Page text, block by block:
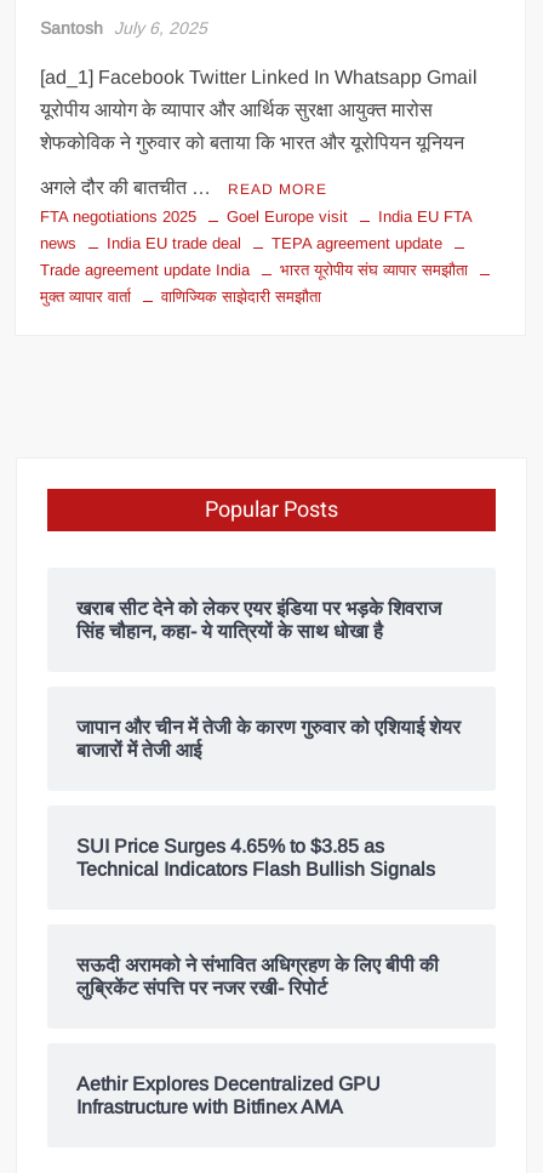
Santosh July 6, 2025
[ad_1] Facebook Twitter Linked In Whatsapp Gmail
यूरोपीय आयोग के व्यापार और आर्थिक सुरक्षा आयुक्त मारोस
शेफकोविक ने गुरुवार को बताया कि भारत और यूरोपियन यूनियन
अगले दौर की बातचीत … READ MORE
FTA negotiations 2025 Goel Europe visit
India EU FTA
news
India EU trade deal
TEPA agreement update
Trade agreement update India
भारत यूरोपीय संघ व्यापार समझौता
मुक्त व्यापार वार्ता
वाणिज्यिक साझेदारी समझौता
Popular Posts
खराब सीट देने को लेकर एयर इंडिया पर भड़के शिवराज
सिंह चौहान, कहा- ये यात्रियों के साथ धोखा है
जापान और चीन में तेजी के कारण गुरुवार को एशियाई शेयर
बाजारों में तेजी आई
SUI Price Surges 4.65% to $3.85 as
Technical Indicators Flash Bullish Signals
सऊदी अरामको ने संभावित अधिग्रहण के लिए बीपी की
लुब्रिकेंट संपत्ति पर नजर रखी- रिपोर्ट
Aethir Explores Decentralized GPU
Infrastructure with Bitfinex AMA